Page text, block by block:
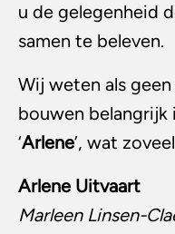
u de gelegenheid
samen te beleven.
Wij weten als
bouwen belangrijk
‘Arlene’, wat
Arlene Uitvaart
Marleen Linsen-